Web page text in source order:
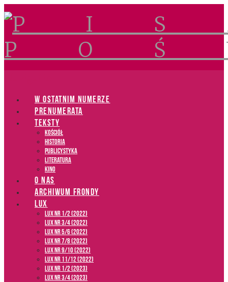
W OSTATNIM NUMERZE
PRENUMERATA
TEKSTY
Kościół
Historia
Publicystyka
Literatura
Kino
O NAS
ARCHIWUM FRONDY
LUX
LUX NR 1/2 (2022)
LUX NR 3/4 (2022)
LUX NR 5/6 (2022)
LUX NR 7/8 (2022)
LUX nr 9/10 (2022)
LUX NR 11/12 (2022)
LUX NR 1/2 (2023)
LUX NR 3/4 (2023)